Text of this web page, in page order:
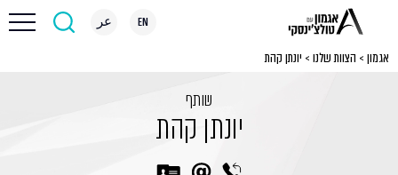
EN عر
אגמון > הצוות שלנו > יונתן קהת
שותף
יונתן קהת